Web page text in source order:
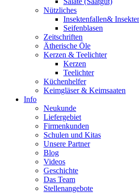
Nützliches
Insektenfallen&
Seifenblasen
Zeitschriften
Ätherische Öle
Kerzen & Teelichter
Kerzen
Teelichter
Küchenhelfer
Keimgläser & Keimsaaten
Info
Neukunde
Liefergebiet
Firmenkunden
Schulen und Kitas
Unsere Partner
Blog
Videos
Geschichte
Das Team
Stellenangebote